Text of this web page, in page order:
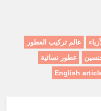
عالم تركيب العطور
عطور نسائية
English